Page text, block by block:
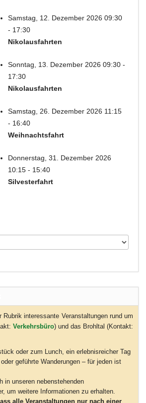
Samstag, 12. Dezember 2026 09:30
- 17:30
Nikolausfahrten
Sonntag, 13. Dezember 2026 09:30 -
17:30
Nikolausfahrten
Samstag, 26. Dezember 2026 11:15
- 16:40
Weihnachtsfahrt
Donnerstag, 31. Dezember 2026
10:15 - 15:40
Silvesterfahrt
Rubrik interessante Veranstaltungen rund um
Verkehrsbüro) und das Brohltal (Kontakt:
oder zum Lunch, ein erlebnisreicher Tag
geführte Wanderungen – für jeden ist
in unseren nebenstehenden
um weitere Informationen zu erhalten.
alle Veranstaltungen nur nach einer